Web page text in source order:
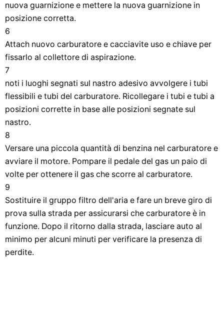
nuova guarnizione e mettere la nuova guarnizione in
posizione corretta.
6
Attach nuovo carburatore e cacciavite uso e chiave per
fissarlo al collettore di aspirazione.
7
noti i luoghi segnati sul nastro adesivo avvolgere i tubi
flessibili e tubi del carburatore. Ricollegare i tubi e tubi a
posizioni corrette in base alle posizioni segnate sul
nastro.
8
Versare una piccola quantità di benzina nel carburatore e
avviare il motore. Pompare il pedale del gas un paio di
volte per ottenere il gas che scorre al carburatore.
9
Sostituire il gruppo filtro dell'aria e fare un breve giro di
prova sulla strada per assicurarsi che carburatore è in
funzione. Dopo il ritorno dalla strada, lasciare auto al
minimo per alcuni minuti per verificare la presenza di
perdite.